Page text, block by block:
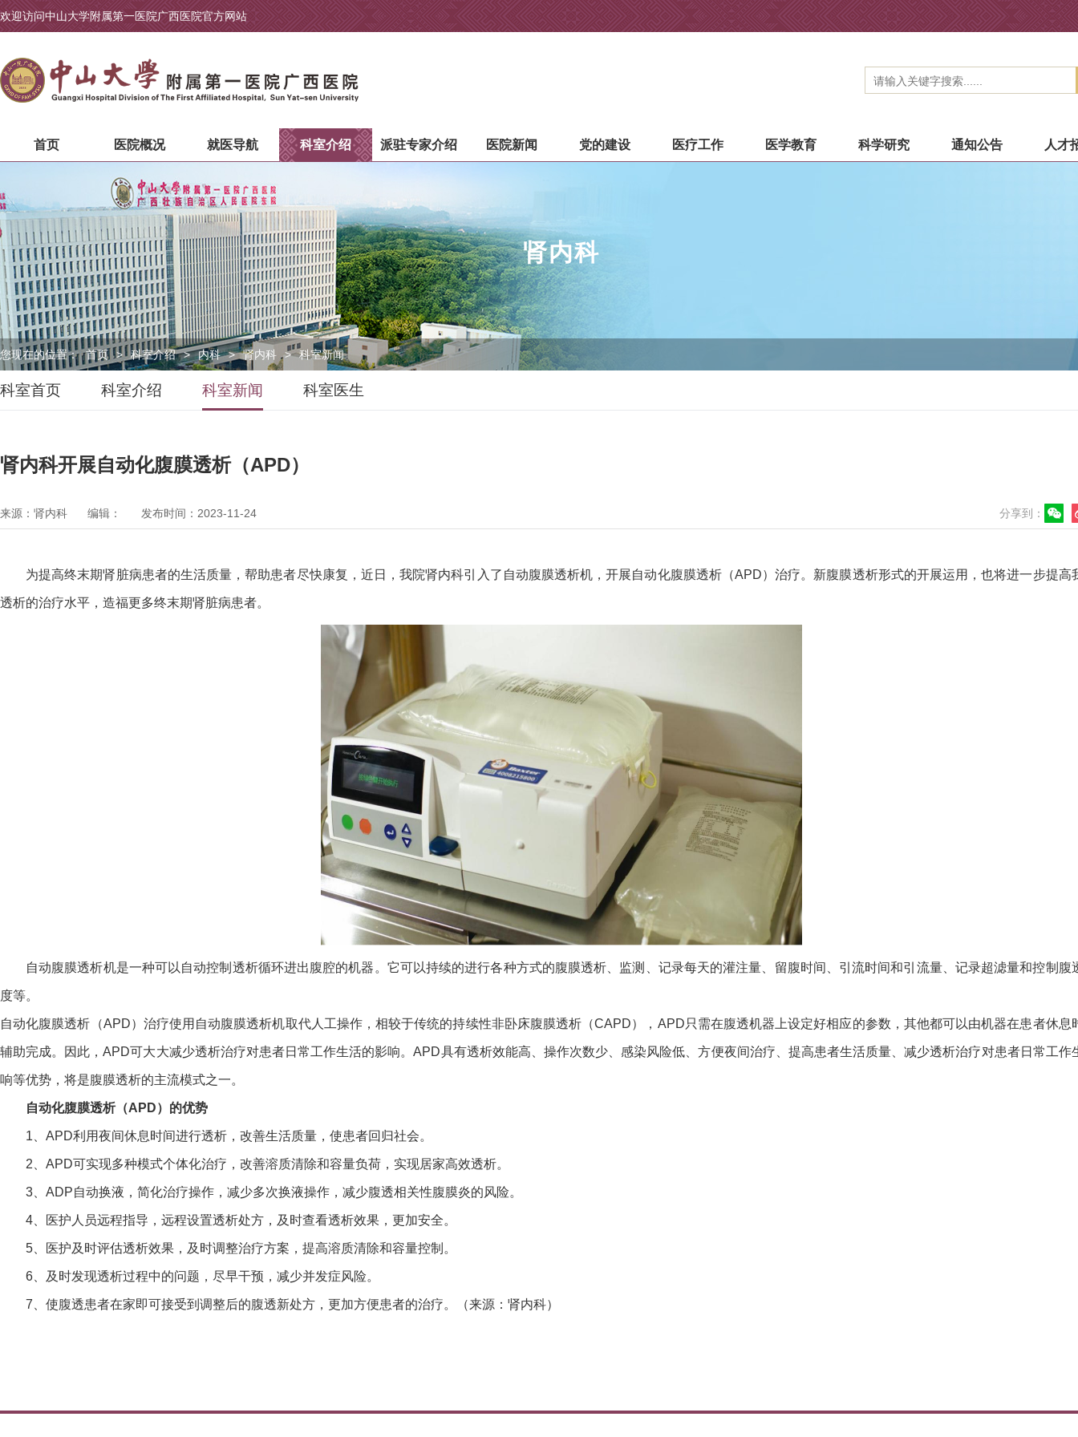
欢迎访问中山大学附属第一医院广西医院官方网站
首页 医院概况 就医导航 科室介绍 派驻专家介绍 医院新闻 党的建设 医疗工作 医学教育 科学研究 通知公告 人才
肾内科
您现在的位置： 首页 > 科室介绍 > 内科 > 肾内科 > 科室新闻
科室首页 科室介绍 科室新闻 科室医生
肾内科开展自动化腹膜透析（APD）
来源：肾内科 编辑： 发布时间：2023-11-24 分享到：
为提高终末期肾脏病患者的生活质量，帮助患者尽快康复，近日，我院肾内科引入了自动腹膜透析机，开展自动化腹膜透析（APD）治疗。新腹膜透析形式的开展运用，也将进一步提高
透析的治疗水平，造福更多终末期肾脏病患者。
自动腹膜透析机是一种可以自动控制透析循环进出腹腔的机器。它可以持续的进行各种方式的腹膜透析、监测、记录每天的灌注量、留腹时间、引流时间和引流量、记录超滤量和控制腹
度等。
自动化腹膜透析（APD）治疗使用自动腹膜透析机取代人工操作，相较于传统的持续性非卧床腹膜透析（CAPD），APD只需在腹透机器上设定好相应的参数，其他都可以由机器在患者休息
辅助完成。因此，APD可大大减少透析治疗对患者日常工作生活的影响。APD具有透析效能高、操作次数少、感染风险低、方便夜间治疗、提高患者生活质量、减少透析治疗对患者日常工作
响等优势，将是腹膜透析的主流模式之一。
自动化腹膜透析（APD）的优势
1、APD利用夜间休息时间进行透析，改善生活质量，使患者回归社会。
2、APD可实现多种模式个体化治疗，改善溶质清除和容量负荷，实现居家高效透析。
3、ADP自动换液，简化治疗操作，减少多次换液操作，减少腹透相关性腹膜炎的风险。
4、医护人员远程指导，远程设置透析处方，及时查看透析效果，更加安全。
5、医护及时评估透析效果，及时调整治疗方案，提高溶质清除和容量控制。
6、及时发现透析过程中的问题，尽早干预，减少并发症风险。
7、使腹透患者在家即可接受到调整后的腹透新处方，更加方便患者的治疗。（来源：肾内科）